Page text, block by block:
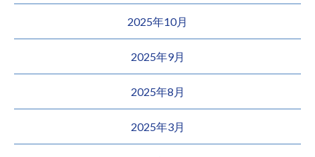
2025年10月
2025年9月
2025年8月
2025年3月